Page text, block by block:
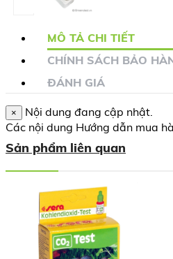
MÔ TẢ CHI TIẾT
CHÍNH SÁCH BẢO
ĐÁNH GIÁ
×
Nội dung đang cập nhật.
Các nội dung Hướng dẫn mua
Sản phẩm liên quan